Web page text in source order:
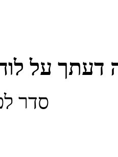
דעתך על
סדר